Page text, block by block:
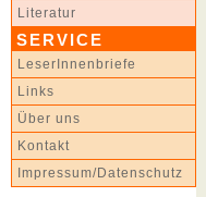
Literatur
SERVICE
LeserInnenbriefe
Links
Über uns
Kontakt
Impressum/Datenschutz